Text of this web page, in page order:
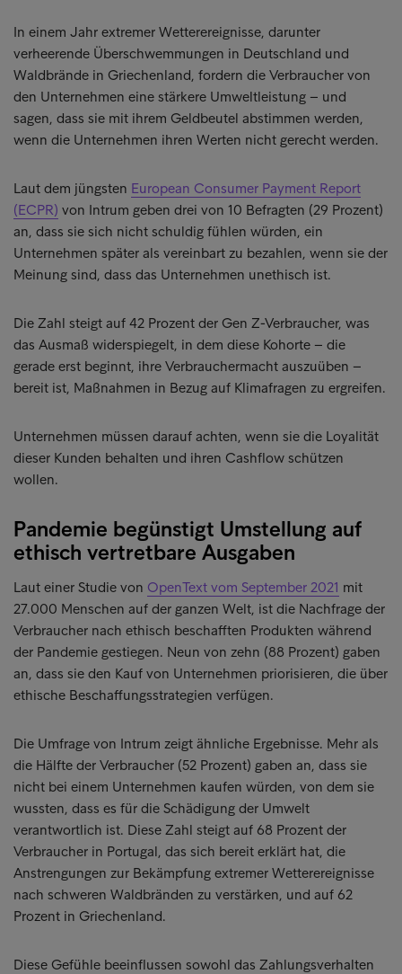
In einem Jahr extremer Wetterereignisse, darunter
verheerende Überschwemmungen in Deutschland und
Waldbrände in Griechenland, fordern die Verbraucher von
den Unternehmen eine stärkere Umweltleistung – und
sagen, dass sie mit ihrem Geldbeutel abstimmen werden,
wenn die Unternehmen ihren Werten nicht gerecht werden.
Laut dem jüngsten European Consumer Payment Report
(ECPR) von Intrum geben drei von 10 Befragten (29 Prozent)
an, dass sie sich nicht schuldig fühlen würden, ein
Unternehmen später als vereinbart zu bezahlen, wenn sie der
Meinung sind, dass das Unternehmen unethisch ist.
Die Zahl steigt auf 42 Prozent der Gen Z-Verbraucher, was
das Ausmaß widerspiegelt, in dem diese Kohorte – die
gerade erst beginnt, ihre Verbrauchermacht auszuüben –
bereit ist, Maßnahmen in Bezug auf Klimafragen zu ergreifen.
Unternehmen müssen darauf achten, wenn sie die Loyalität
dieser Kunden behalten und ihren Cashflow schützen
wollen.
Pandemie begünstigt Umstellung auf
ethisch vertretbare Ausgaben
Laut einer Studie von OpenText vom September 2021 mit
27.000 Menschen auf der ganzen Welt, ist die Nachfrage der
Verbraucher nach ethisch beschafften Produkten während
der Pandemie gestiegen. Neun von zehn (88 Prozent) gaben
an, dass sie den Kauf von Unternehmen priorisieren, die über
ethische Beschaffungsstrategien verfügen.
Die Umfrage von Intrum zeigt ähnliche Ergebnisse. Mehr als
die Hälfte der Verbraucher (52 Prozent) gaben an, dass sie
nicht bei einem Unternehmen kaufen würden, von dem sie
wussten, dass es für die Schädigung der Umwelt
verantwortlich ist. Diese Zahl steigt auf 68 Prozent der
Verbraucher in Portugal, das sich bereit erklärt hat, die
Anstrengungen zur Bekämpfung extremer Wetterereignisse
nach schweren Waldbränden zu verstärken, und auf 62
Prozent in Griechenland.
Diese Gefühle beeinflussen sowohl das Zahlungsverhalten